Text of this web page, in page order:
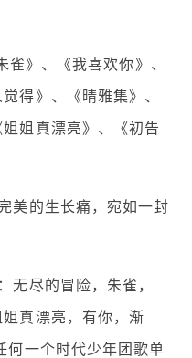
》、《我喜欢你》、
得》、《晴雅集》、
姐真漂亮》、《初告
美的生长痛，宛如一封
无尽的冒险，朱雀，
真漂亮，有你，渐
何一个时代少年团歌单